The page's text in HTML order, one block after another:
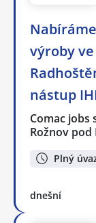
výroby
nástup
Comac jobs
Rožnov pod
Plný
dnešní